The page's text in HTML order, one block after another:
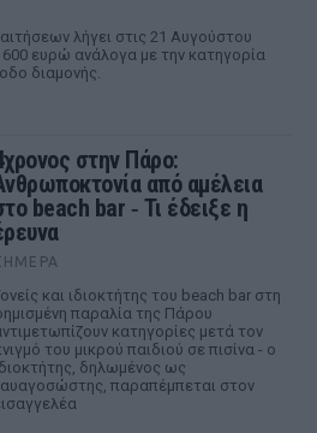
λήγει στις 21 Αυγούστου
ευρώ ανάλογα με την κατηγορία
διαμονής.
στην Πάρο:
από αμέλεια
beach bar ‑ Τι έδειξε η
και ιδιοκτήτης του beach bar στη
παραλία της Πάρου
κατηγορίες μετά τον
του μικρού παιδιού σε πισίνα - ο
δηλωμένος ως
παραπέμπεται στον